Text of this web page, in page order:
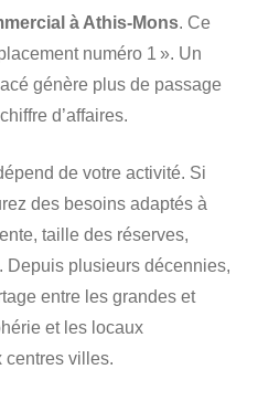
à Athis-Mons. Ce
numéro 1 ». Un
génère plus de passage
d’affaires.
de votre activité. Si
des besoins adaptés à
taille des réserves,
Depuis plusieurs décennies,
entre les grandes et
et les locaux
centres villes.